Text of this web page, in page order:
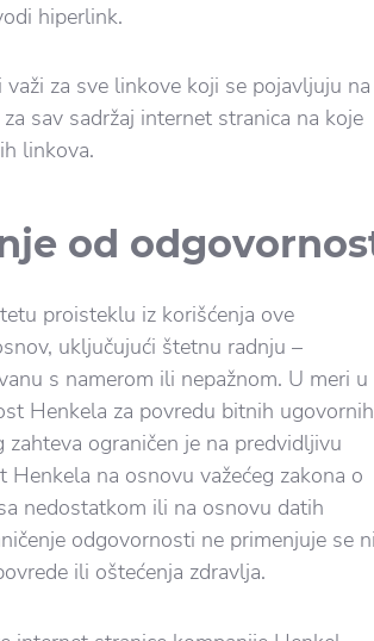
hiperlink.
za sve linkove koji se pojavljuju na
sav sadržaj internet stranica na koje
linkova.
od
proisteklu iz korišćenja ove
uključujući štetnu radnju –
s namerom ili nepažnom. U meri u
Henkela za povredu bitnih ugovornih
ograničen je na predvidljivu
na osnovu važećeg zakona o
nedostatkom ili na osnovu datih
odgovornosti ne primenjuje se
ili oštećenja zdravlja.